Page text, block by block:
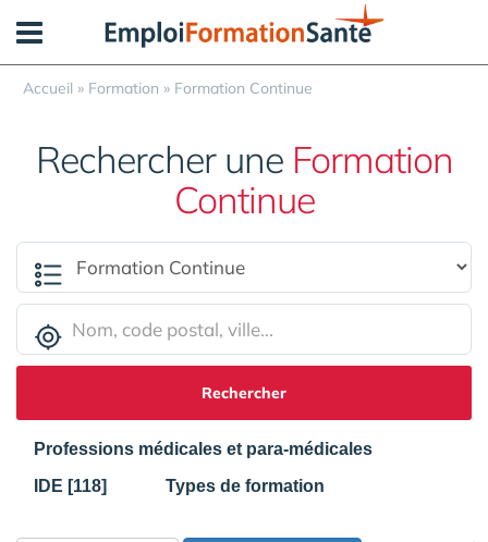
Accueil » Formation » Formation Continue
Rechercher une Formation
Continue
Rechercher
Professions médicales et para-médicales
IDE [118]
Types de formation